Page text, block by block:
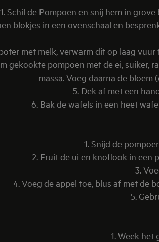
1. Schil de Pompoen en snij hem in
blokjes in een ovenschaal en
met melk, verwarm dit op laag
gekookte pompoen met de ei, suiker,
massa. Voeg daarna de
5. Dek af met een
6. Bak de wafels in een heet
1. Snijd de
2. Fruit de ui en knoflook in een
3.
4. Voeg de appel toe, blus af met de
5.
1. Week